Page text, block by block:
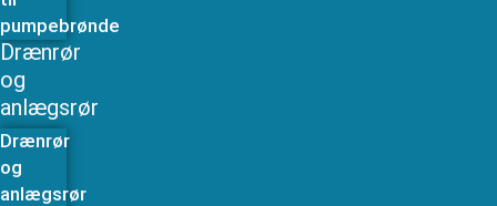
pumpebrønde
Drænrør
og
anlægsrør
Drænrør
og
anlægsrør